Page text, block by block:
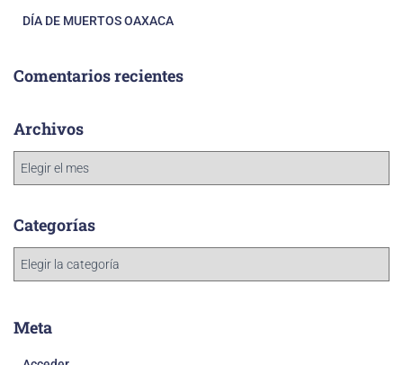
DÍA DE MUERTOS OAXACA
Comentarios recientes
Archivos
Categorías
Meta